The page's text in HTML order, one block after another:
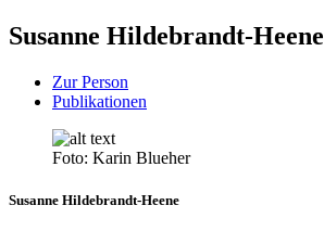
Susanne Hildebrandt-Heene
Zur Person
Publikationen
Foto: Karin Blueher
Susanne Hildebrandt-Heene